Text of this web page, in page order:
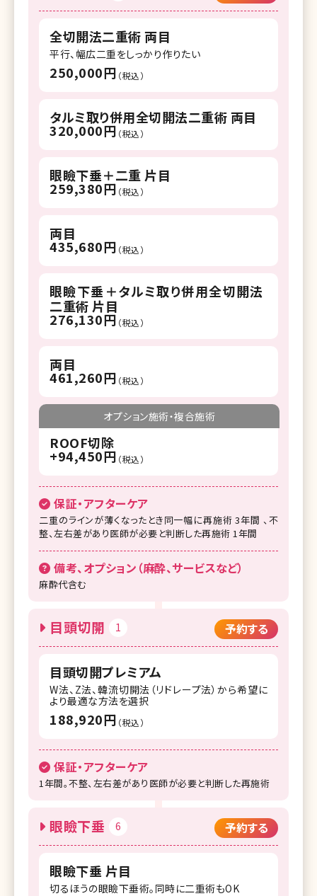
全切開法二重術 両目
平行、幅広二重をしっかり作りたい
250,000円 （税込）
タルミ取り併用全切開法二重術 両目
320,000円 （税込）
眼瞼下垂＋二重 片目
259,380円 （税込）
両目
435,680円 （税込）
眼瞼下垂＋タルミ取り併用全切開法
二重術 片目
276,130円 （税込）
両目
461,260円 （税込）
オプション施術・複合施術
ROOF切除
+94,450円 （税込）
保証・アフターケア
二重のラインが薄くなったとき同一幅に再施術 3年間 、不
整、左右差があり医師が必要と判断した再施術 1年間
備考、オプション（麻酔、サービスなど）
麻酔代含む
目頭切開 1 予約する
目頭切開プレミアム
W法、Z法、韓流切開法（リドレープ法）から希望に
より最適な方法を選択
188,920円 （税込）
保証・アフターケア
1年間。不整、左右差があり医師が必要と判断した再施術
眼瞼下垂 6 予約する
眼瞼下垂 片目
切るほうの眼瞼下垂術。同時に二重術もOK